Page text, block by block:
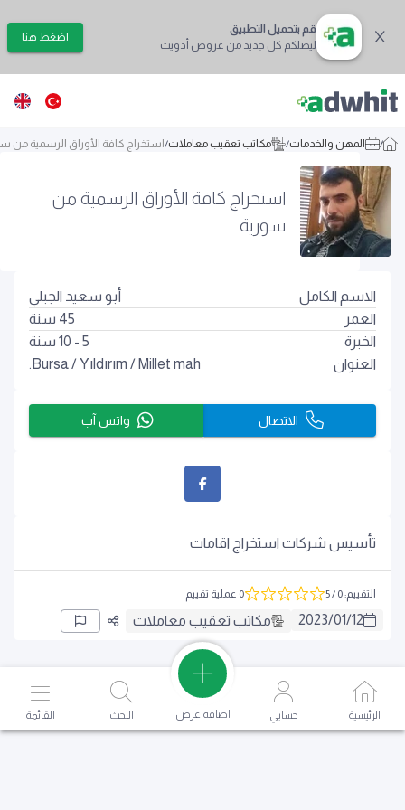
قم بتحميل التطبيق
ليصلكم كل جديد من عروض أدويت
اضغط هنا
/ المهن والخدمات/ مكاتب تعقيب معاملات/ استخراج كافة الأوراق الرسمية من
استخراج كافة الأوراق الرسمية من
سورية
تأسيس شركات استخراج اقامات
التقييم:
0
/ 5 0 عملية تقييم
2023/01/12 مكاتب تعقيب معاملات
الاسم الكامل
أبو سعيد الجبلي
العمر
45 سنة
الخبرة
5 - 10 سنة
العنوان
Bursa/Yıldırım / Millet mah.
الاتصال واتس آب
الرئيسية حسابي اضافة عرض البحث القائمة